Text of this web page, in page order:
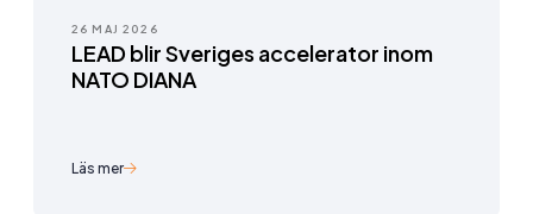
26 MAJ 2026
LEAD blir Sveriges accelerator inom
NATO DIANA
Läs mer